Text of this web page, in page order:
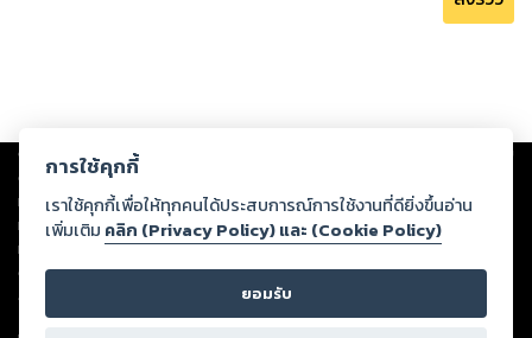
Copyright © 2026
ต่อผลงานหรือเนื้อหาใดที่อัปโหลดผ่านเว็บไซต์และปรากฏว่าละเมิดสิทธิใน
ทรัพย์สินทางปัญญาของบุคคลอื่นหรือขัดต่อกฎหมายและศีลธรรม ดังนั้น ผู้อ่าน
ทุกท่านโปรดใช้วิจารณญาณในการกลั่นกรองด้วยตนเอง และหากท่านพบว่าส่วน
หนึ่งส่วนใดขัดต่อกฎหมายและศีลธรรม กรุณาแจ้งมายังบริษัท เพื่อทีมงานจะได้
ดำเนินการในทันที ทั้งนี้ ทางสตอรี่ล็อกขอสงวนลิขสิทธิ์ตามพระราชบัญญัติ
ลิขสิทธิ์ พ.ศ. 2537 (ฉบับล่าสุด)
การใช้คุกกี้
เราใช้คุกกี้เพื่อให้ทุกคนได้ประสบการณ์การใช้งานที่ดียิ่งขึ้นอ่าน
เพิ่มเติม คลิก (Privacy Policy) และ (Cookie Policy)
ยอมรับ